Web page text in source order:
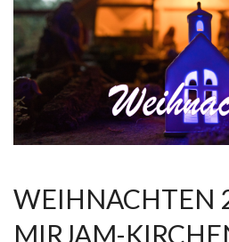
WEIHNACHTEN
MIRJAM-